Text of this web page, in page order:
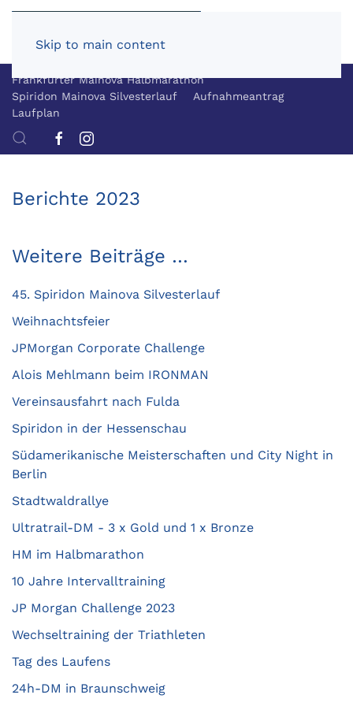
Skip to main content
Frankfurter Mainova Halbmarathon
Spiridon Mainova Silvesterlauf
Aufnahmeantrag
Laufplan
Berichte 2023
Weitere Beiträge …
45. Spiridon Mainova Silvesterlauf
Weihnachtsfeier
JPMorgan Corporate Challenge
Alois Mehlmann beim IRONMAN
Vereinsausfahrt nach Fulda
Spiridon in der Hessenschau
Südamerikanische Meisterschaften und City Night in
Berlin
Stadtwaldrallye
Ultratrail-DM - 3 x Gold und 1 x Bronze
HM im Halbmarathon
10 Jahre Intervalltraining
JP Morgan Challenge 2023
Wechseltraining der Triathleten
Tag des Laufens
24h-DM in Braunschweig